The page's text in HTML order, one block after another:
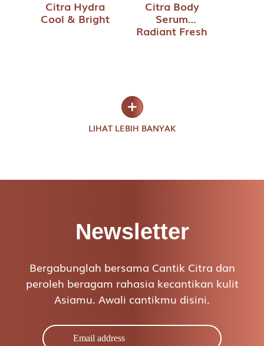
Citra Hydra
Cool & Bright
Citra Body
Serum
Radiant Fresh
LIHAT LEBIH BANYAK
Newsletter
Bergabunglah bersama Cantik Citra dan
peroleh beragam rahasia kecantikan kulit
Asiamu. Awali cantikmu disini.